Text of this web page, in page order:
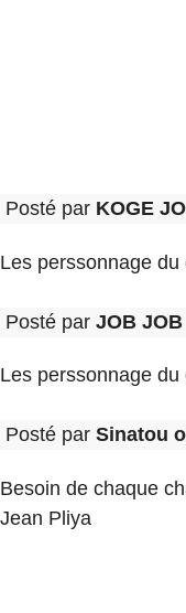
Posté par KOGE
Les perssonnage du
Posté par JOB JOB
Les perssonnage
Posté par Sinatou
Besoin de chaque
Jean Pliya